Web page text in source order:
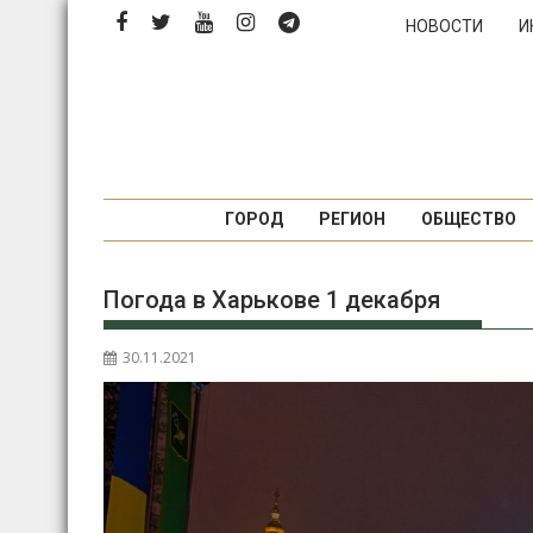
Перейти
НОВОСТИ
ГОРОД РЕГИОН ОБЩЕСТВО
Погода в Харькове 1 декабря
30.11.2021